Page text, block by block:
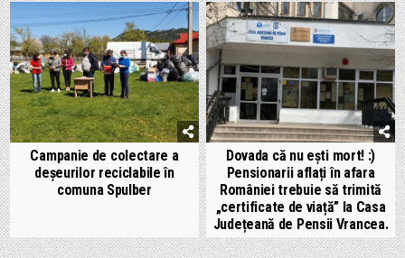
Campanie de colectare a
deşeurilor reciclabile în
comuna Spulber
Dovada că nu ești mort! :)
Pensionarii aflați în afara
României trebuie să trimită
„certificate de viață” la Casa
Județeană de Pensii Vrancea.